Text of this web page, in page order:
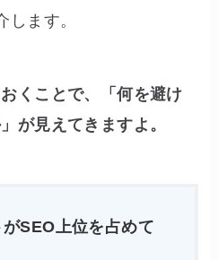
ます。
くことで、「何を避け
が見えてきますよ。
SEO上位を占めて